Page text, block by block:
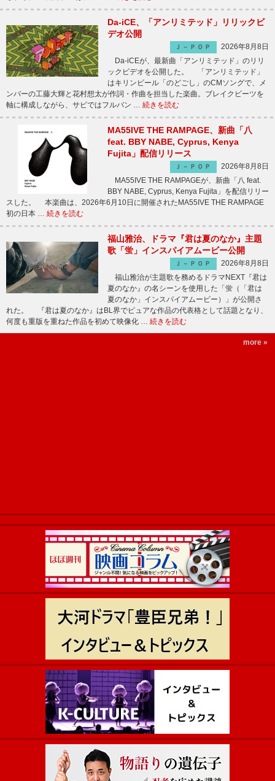
Da-iCE、「アンリミテッド」リリックビ
デオ公開
Ｊ－ＰＯＰ
2026年8月8日
Da-iCEが、最新曲「アンリミテッド」のリリ
ックビデオを公開した。 「アンリミテッド」
はキリンビール「のどごし」のCMソングで、メ
ンバーの工藤大輝と花村想太が作詞・作曲を担当した楽曲。ブレイクビーツを
軸に構成しながら、サビではフルバン … 続きを読む
MA55IVE THE RAMPAGE、新曲「八
feat. BBY NABE, Cyprus, Kenya
Fujita」配信リリース
Ｊ－ＰＯＰ
2026年8月8日
MA55IVE THE RAMPAGEが、新曲「八 feat.
BBY NABE, Cyprus, Kenya Fujita」を配信リリー
スした。 本楽曲は、2026年6月10日に開催されたMA55IVE THE RAMPAGE
初の日本 … 続きを読む
福山雅治、ドラマ『君は夏のなか』主題
歌「蛍」インスパイアムービー公開
Ｊ－ＰＯＰ
2026年8月8日
福山雅治が主題歌を務めるドラマNEXT『君は
夏のなか』の名シーンを使用した「蛍（「君は
夏のなか」インスパイアムービー）」が公開さ
れた。 『君は夏のなか』はBL界でピュアな作品の代表格として話題となり、
何度も重版を重ねた作品を初めて映像化 … 続きを読む
more »